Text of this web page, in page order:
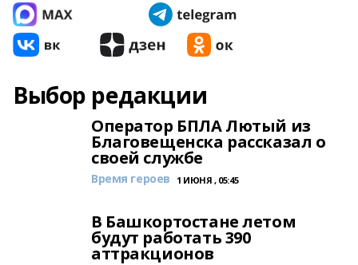
Выбор редакции
Оператор БПЛА Лютый из
Благовещенска рассказал о
своей службе
Время героев 1 ИЮНЯ , 05:45
В Башкортостане летом
будут работать 390
аттракционов